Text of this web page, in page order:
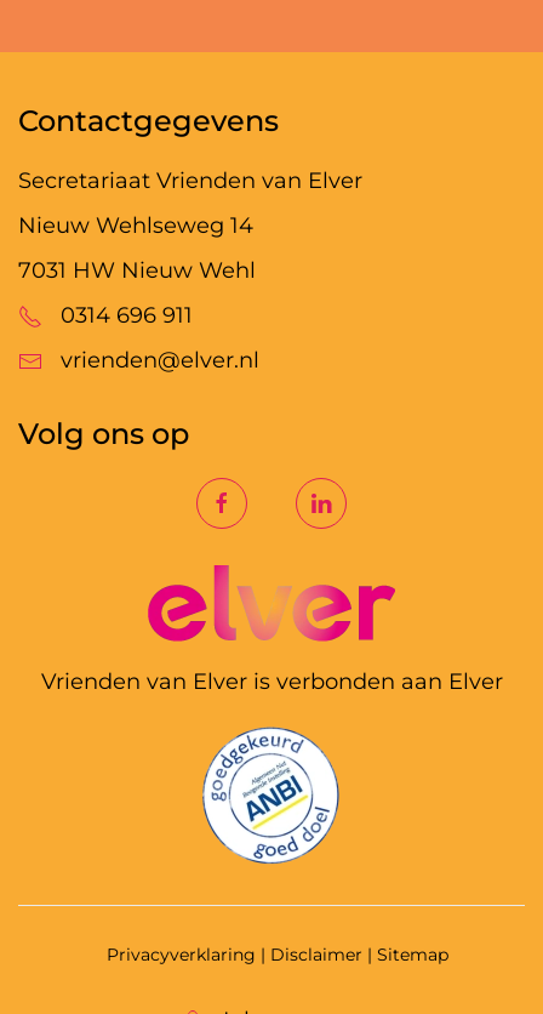
Contactgegevens
Secretariaat Vrienden van Elver
Nieuw Wehlseweg 14
7031 HW Nieuw Wehl
0314 696 911
vrienden@elver.nl
Volg ons op
Vrienden van Elver is verbonden aan Elver
Privacyverklaring | Disclaimer | Sitemap